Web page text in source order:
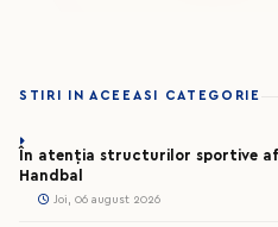
STIRI IN ACEEASI CATEGORIE
În atenția structurilor sportive
Handbal
Joi, 06 august 2026